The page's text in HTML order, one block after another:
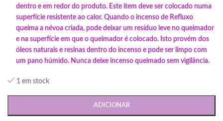
dentro e em redor do produto. Este item deve ser colocado numa
superfície resistente ao calor. Quando o incenso de Refluxo
queima a névoa criada, pode deixar um resíduo leve no queimador
e na superfície em que o queimador é colocado. Isto provém dos
óleos naturais e resinas dentro do incenso e pode ser limpo com
um pano húmido. Nunca deixe incenso queimado sem vigilância.
1 em stock
ADICIONAR